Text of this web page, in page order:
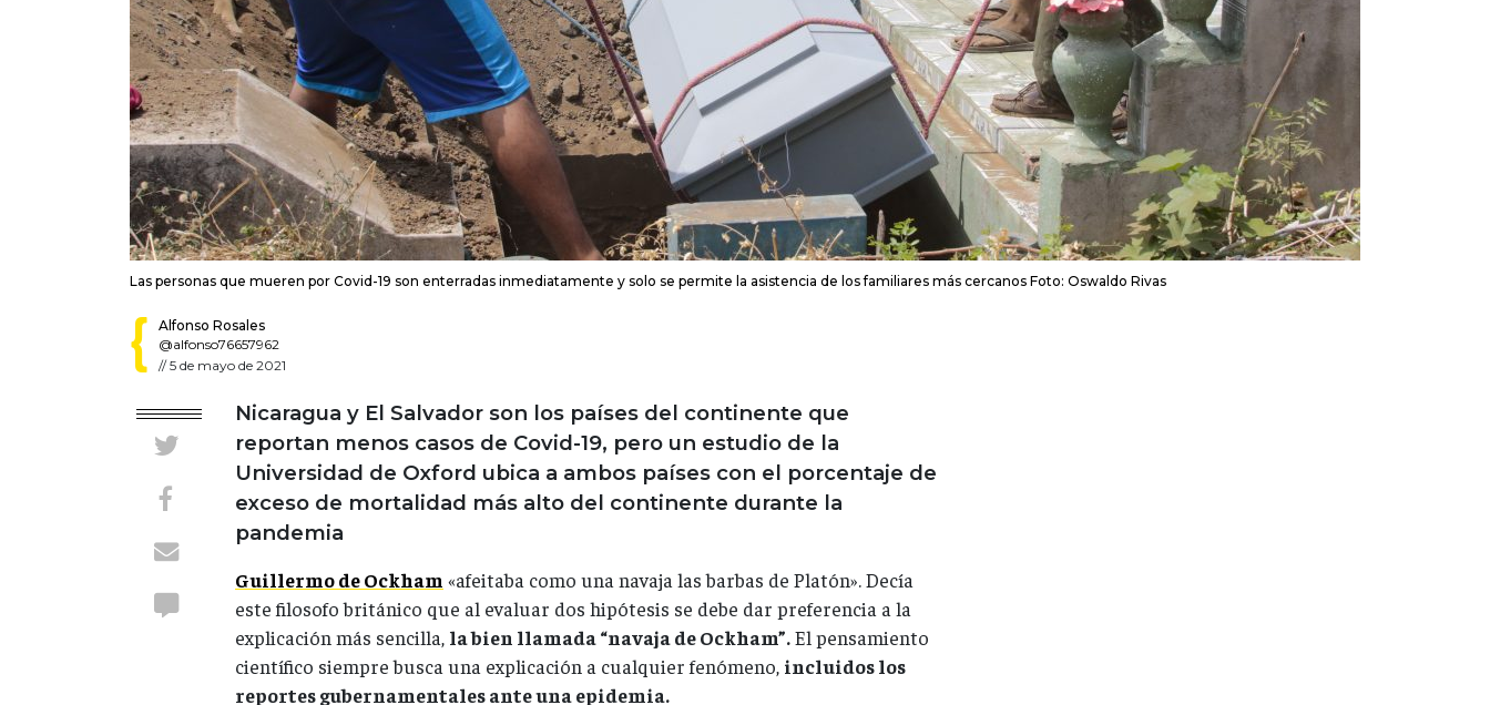
Las personas que mueren por Covid-19 son enterradas inmediatamente y solo se permite la asistencia de los familiares más cercanos Foto: Oswaldo Rivas
Alfonso Rosales
@alfonso76657962
//5 de mayo de 2021
Nicaragua y El Salvador son los países del continente que
reportan menos casos de Covid-19, pero un estudio de la
Universidad de Oxford ubica a ambos países con el porcentaje de
exceso de mortalidad más alto del continente durante la
pandemia
Guillermo de Ockham «afeitaba como una navaja las barbas de Platón». Decía
este filosofo británico que al evaluar dos hipótesis se debe dar preferencia a la
explicación más sencilla, la bien llamada “navaja de Ockham”.El pensamiento
científico siempre busca una explicación a cualquier fenómeno, incluidos los
reportes gubernamentales ante una epidemia.